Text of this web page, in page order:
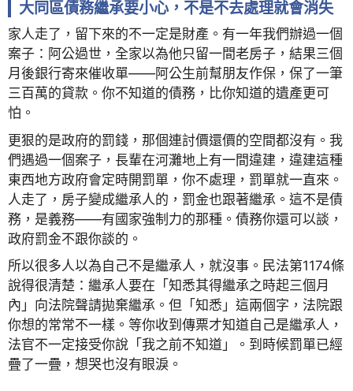
大同區債務繼承要小心，不是不去處理就會消失
家人走了，留下來的不一定是財產。有一年我們辦過一個
案子：阿公過世，全家以為他只留一間老房子，結果三個
月後銀行寄來催收單——阿公生前幫朋友作保，保了一筆
三百萬的貸款。你不知道的債務，比你知道的遺產更可
怕。
更狠的是政府的罰錢，那個連討價還價的空間都沒有。我
們遇過一個案子，長輩在河灘地上有一間違建，違建這種
東西地方政府會定時開罰單，你不處理，罰單就一直來。
人走了，房子變成繼承人的，罰金也跟著繼承。這不是債
務，是義務——有國家強制力的那種。債務你還可以談，
政府罰金不跟你談的。
所以很多人以為自己不是繼承人，就沒事。民法第1174條
說得很清楚：繼承人要在「知悉其得繼承之時起三個月
內」向法院聲請拋棄繼承。但「知悉」這兩個字，法院跟
你想的常常不一樣。等你收到傳票才知道自己是繼承人，
法官不一定接受你說「我之前不知道」。到時候罰單已經
疊了一疊，想哭也沒有眼淚。